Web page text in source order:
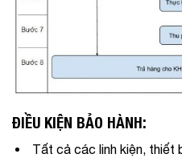
ĐIỀU KIỆN BẢO HÀNH:
Tất cả các linh kiện, thiết